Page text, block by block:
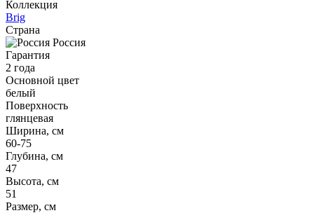
Коллекция
Brig
Страна
Россия
Гарантия
2 года
Основной цвет
белый
Поверхность
глянцевая
Ширина, см
60-75
Глубина, см
47
Высота, см
51
Размер, см